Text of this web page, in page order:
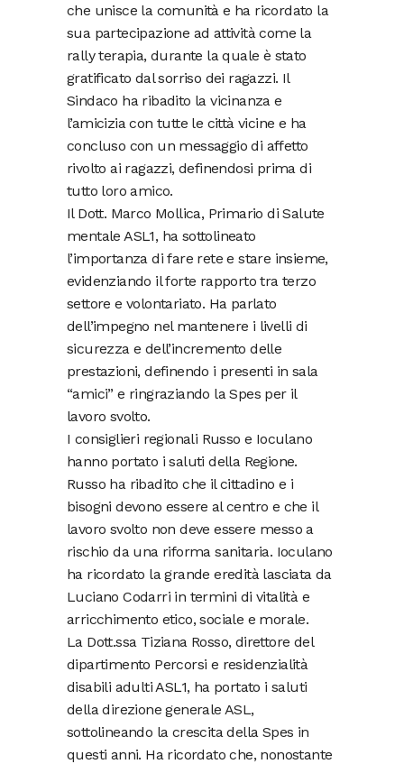
che unisce la comunità e ha ricordato la
sua partecipazione ad attività come la
rally terapia, durante la quale è stato
gratificato dal sorriso dei ragazzi. Il
Sindaco ha ribadito la vicinanza e
l’amicizia con tutte le città vicine e ha
concluso con un messaggio di affetto
rivolto ai ragazzi, definendosi prima di
tutto loro amico.
Il Dott. Marco Mollica, Primario di Salute
mentale ASL1, ha sottolineato
l’importanza di fare rete e stare insieme,
evidenziando il forte rapporto tra terzo
settore e volontariato. Ha parlato
dell’impegno nel mantenere i livelli di
sicurezza e dell’incremento delle
prestazioni, definendo i presenti in sala
“amici” e ringraziando la Spes per il
lavoro svolto.
I consiglieri regionali Russo e Ioculano
hanno portato i saluti della Regione.
Russo ha ribadito che il cittadino e i
bisogni devono essere al centro e che il
lavoro svolto non deve essere messo a
rischio da una riforma sanitaria. Ioculano
ha ricordato la grande eredità lasciata da
Luciano Codarri in termini di vitalità e
arricchimento etico, sociale e morale.
La Dott.ssa Tiziana Rosso, direttore del
dipartimento Percorsi e residenzialità
disabili adulti ASL1, ha portato i saluti
della direzione generale ASL,
sottolineando la crescita della Spes in
questi anni. Ha ricordato che, nonostante